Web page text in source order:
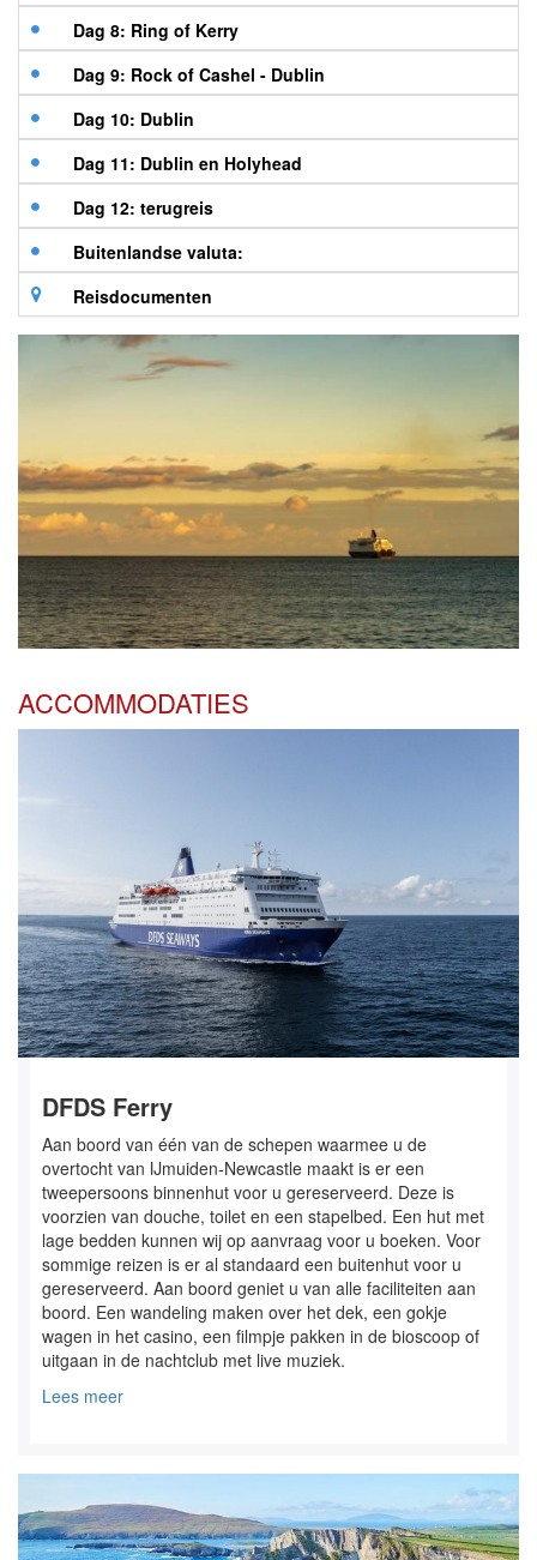
Dag 8: Ring of Kerry
Dag 9: Rock of Cashel - Dublin
Dag 10: Dublin
Dag 11: Dublin en Holyhead
Dag 12: terugreis
Buitenlandse valuta:
Reisdocumenten
ACCOMMODATIES
DFDS Ferry
Aan boord van één van de schepen waarmee u de
overtocht van IJmuiden-Newcastle maakt is er een
tweepersoons binnenhut voor u gereserveerd. Deze is
voorzien van douche, toilet en een stapelbed. Een hut met
lage bedden kunnen wij op aanvraag voor u boeken. Voor
sommige reizen is er al standaard een buitenhut voor u
gereserveerd. Aan boord geniet u van alle faciliteiten aan
boord. Een wandeling maken over het dek, een gokje
wagen in het casino, een filmpje pakken in de bioscoop of
uitgaan in de nachtclub met live muziek.
Lees meer